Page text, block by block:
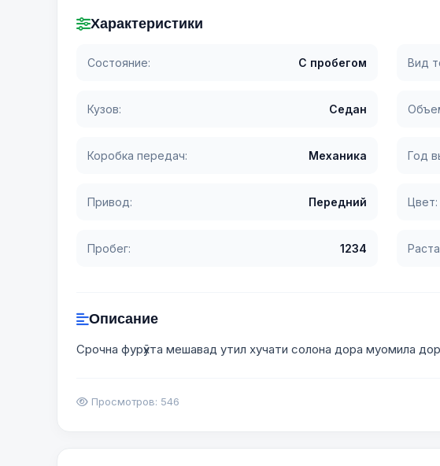
Характеристики
Состояние: С пробегом Вид
Кузов: Седан
Коробка передач: Механика Год
Привод: Передний Цвет:
Пробег: 1234
Описание
Срочна фурӯхта мешавад утил хучати солона дора муомила
Просмотров: 546